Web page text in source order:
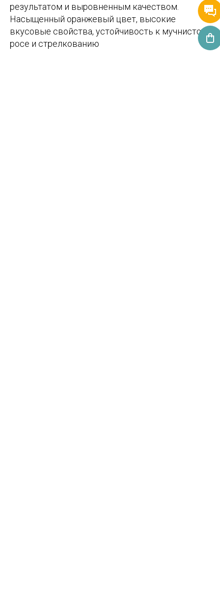
результатом и выровненным качеством.
Насыщенный оранжевый цвет, высокие
вкусовые свойства, устойчивость к мучнистой
росе и стрелкованию